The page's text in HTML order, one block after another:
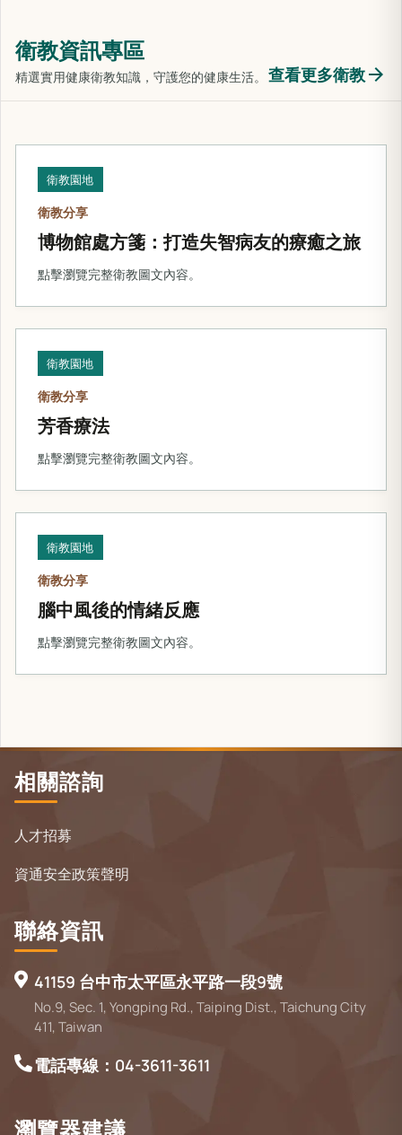
衛教資訊專區
精選實用健康衛教知識，守護您的健康生活。 查看更多衛教arrow_forward
衛教園地
衛教分享
博物館處方箋：打造失智病友的療癒之旅
點擊瀏覽完整衛教圖文內容。
衛教園地
衛教分享
芳香療法
點擊瀏覽完整衛教圖文內容。
衛教園地
衛教分享
腦中風後的情緒反應
點擊瀏覽完整衛教圖文內容。
相關諮詢
人才招募
資通安全政策聲明
聯絡資訊
41159 台中市太平區永平路一段9號
No.9, Sec. 1, Yongping Rd., Taiping Dist., Taichung City
411, Taiwan
電話專線：04-3611-3611